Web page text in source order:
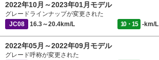
2022年10月～2023年01月モデル
グレードラインナップが変更された
JC08
16.3～20.4km/L 10・15 -km/L
2022年05月～2022年09月モデル
グレード呼称が変更された